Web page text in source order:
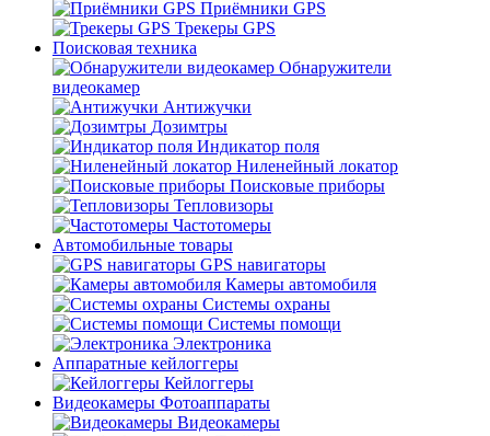
Приёмники GPS
Трекеры GPS
Поисковая техника
Обнаружители
видеокамер
Антижучки
Дозимтры
Индикатор поля
Ниленейный локатор
Поисковые приборы
Тепловизоры
Частотомеры
Автомобильные товары
GPS навигаторы
Камеры автомобиля
Системы охраны
Системы помощи
Электроника
Аппаратные кейлоггеры
Кейлоггеры
Видеокамеры Фотоаппараты
Видеокамеры